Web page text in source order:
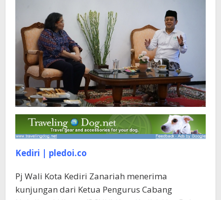
Kediri
Kediri | pledoi.co
Pj Wali Kota Kediri Zanariah menerima
kunjungan dari Ketua Pengurus Cabang